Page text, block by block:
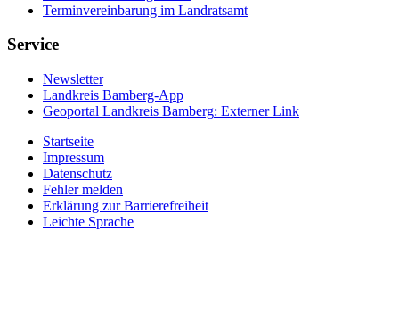
Terminvereinbarung im Landratsamt
Service
Newsletter
Landkreis Bamberg-App
Geoportal Landkreis Bamberg: Externer Link
Startseite
Impressum
Datenschutz
Fehler melden
Erklärung zur Barrierefreiheit
Leichte Sprache